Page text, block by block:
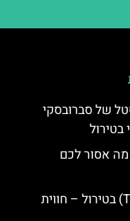
של סברובסקי
בטירול
מה אסור לכם
פארק הדינוזאורים (Triassic Park) בטירול – חווית